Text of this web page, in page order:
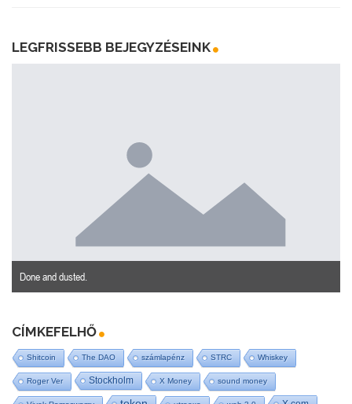
LEGFRISSEBB BEJEGYZÉSEINK
Done and dusted.
CÍMKEFELHŐ
Shitcoin The DAO számlapénz STRC Whiskey
Roger Ver Stockholm X Money sound money